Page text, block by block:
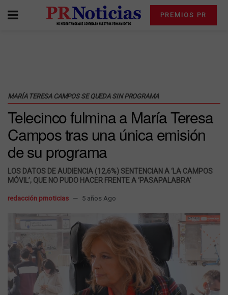
PREMIOS PR
MARÍA TERESA CAMPOS SE QUEDA SIN PROGRAMA
Telecinco fulmina a María Teresa
Campos tras una única emisión
de su programa
LOS DATOS DE AUDIENCIA (12,6%) SENTENCIAN A ‘LA CAMPOS
MÓVIL’, QUE NO PUDO HACER FRENTE A ‘PASAPALABRA’
redacción prnoticias 5 años Ago